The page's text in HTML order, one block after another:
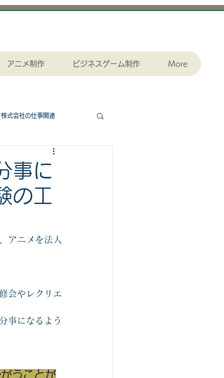
アニメ制作 ビジネスゲーム制作 More
式会社の仕事関連
力ゲームエッセンシャル
ウンロード
スゴロク制作関連
事に
の工
アニメを法人
会やレクリエ
事になるよう
うことが